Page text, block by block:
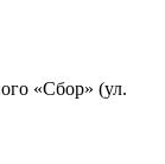
«Сбор» (ул.